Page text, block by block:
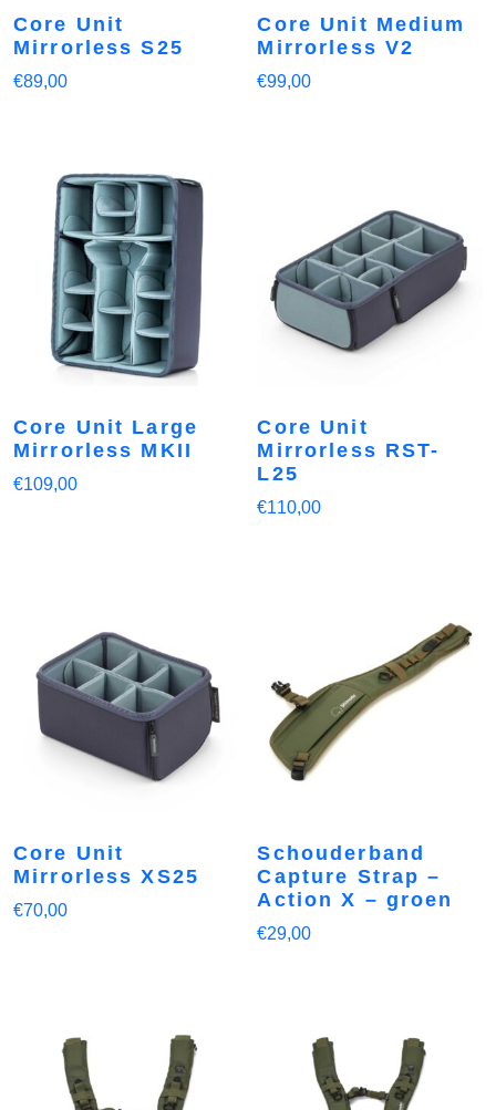
Core Unit
Mirrorless S25
€89,00
Core Unit Medium
Mirrorless V2
€99,00
Core Unit Large
Mirrorless MKII
€109,00
Core Unit
Mirrorless RST-
L25
€110,00
Core Unit
Mirrorless XS25
€70,00
Schouderband
Capture Strap –
Action X – groen
€29,00